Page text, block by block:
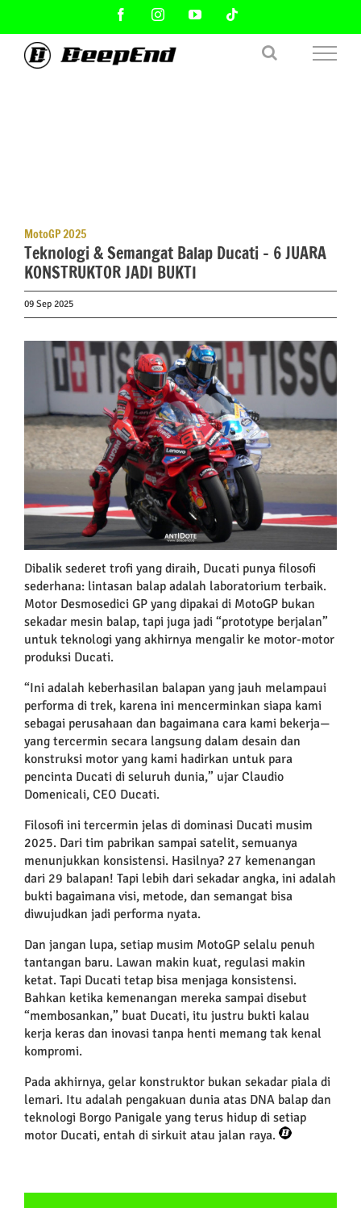
content
FacebookInstagramYouTube
MotoGP 2025
Teknologi & Semangat Balap Ducati – 6 JUARA
KONSTRUKTOR JADI BUKTI
09 Sep 2025
Larger
Dibalik sederet trofi yang diraih, Ducati punya filosofi
sederhana: lintasan balap adalah laboratorium terbaik.
Motor Desmosedici GP yang dipakai di MotoGP bukan
sekadar mesin balap, tapi juga jadi “prototype berjalan”
untuk teknologi yang akhirnya mengalir ke motor-motor
produksi Ducati.
“Ini adalah keberhasilan balapan yang jauh melampaui
performa di trek, karena ini mencerminkan siapa kami
sebagai perusahaan dan bagaimana cara kami bekerja—
yang tercermin secara langsung dalam desain dan
konstruksi motor yang kami hadirkan untuk para
pencinta Ducati di seluruh dunia,” ujar Claudio
Domenicali, CEO Ducati.
Filosofi ini tercermin jelas di dominasi Ducati musim
2025. Dari tim pabrikan sampai satelit, semuanya
menunjukkan konsistensi. Hasilnya? 27 kemenangan
dari 29 balapan! Tapi lebih dari sekadar angka, ini adalah
bukti bagaimana visi, metode, dan semangat bisa
diwujudkan jadi performa nyata.
Dan jangan lupa, setiap musim MotoGP selalu penuh
tantangan baru. Lawan makin kuat, regulasi makin
ketat. Tapi Ducati tetap bisa menjaga konsistensi.
Bahkan ketika kemenangan mereka sampai disebut
“membosankan,” buat Ducati, itu justru bukti kalau
kerja keras dan inovasi tanpa henti memang tak kenal
kompromi.
Pada akhirnya, gelar konstruktor bukan sekadar piala di
lemari. Itu adalah pengakuan dunia atas DNA balap dan
teknologi Borgo Panigale yang terus hidup di setiap
motor Ducati, entah di sirkuit atau jalan raya.